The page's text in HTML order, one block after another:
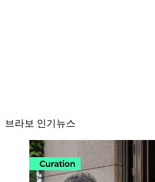
브라보 인기뉴스